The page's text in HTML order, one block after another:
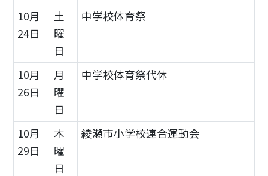
10月
24日
土
曜
日
中学校体育祭
10月
26日
月
曜
日
中学校体育祭代休
10月
29日
木
曜
日
綾瀬市小学校連合運動会